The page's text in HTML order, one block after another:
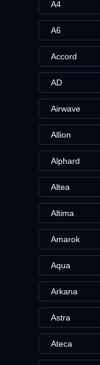
A4
A6
Accord
AD
Airwave
Allion
Alphard
Altea
Altima
Amarok
Aqua
Arkana
Astra
Ateca